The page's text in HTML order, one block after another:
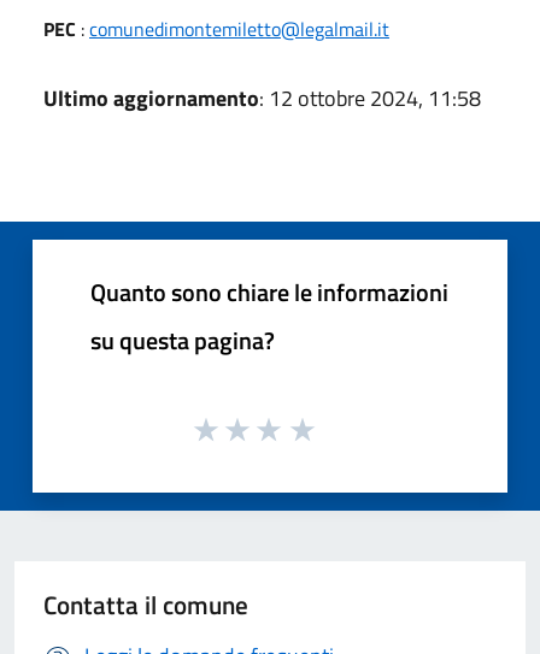
PEC :comunedimontemiletto@legalmail.it
Ultimo aggiornamento: 12 ottobre 2024, 11:58
Quanto sono chiare le informazioni
su questa pagina?
Contatta il comune